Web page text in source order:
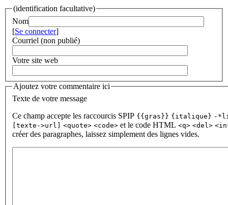
(identification facultative)
Nom
[Se connecter]
Courriel (non publié)
Votre site web
Ajoutez votre commentaire ici
Texte de votre message
Ce champ accepte les raccourcis SPIP {{gras}} {italique} -
[texte->url] <quote> <code> et le code HTML <q> <del>
créer des paragraphes, laissez simplement des lignes vides.